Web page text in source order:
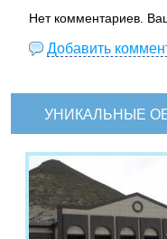
Нет комментариев.
Добавить
УНИКАЛЬНЫЕ